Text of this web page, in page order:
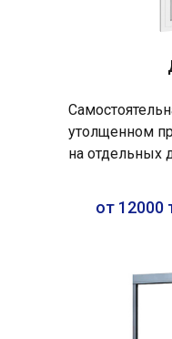
утолщенном
на отдельных
от 12000